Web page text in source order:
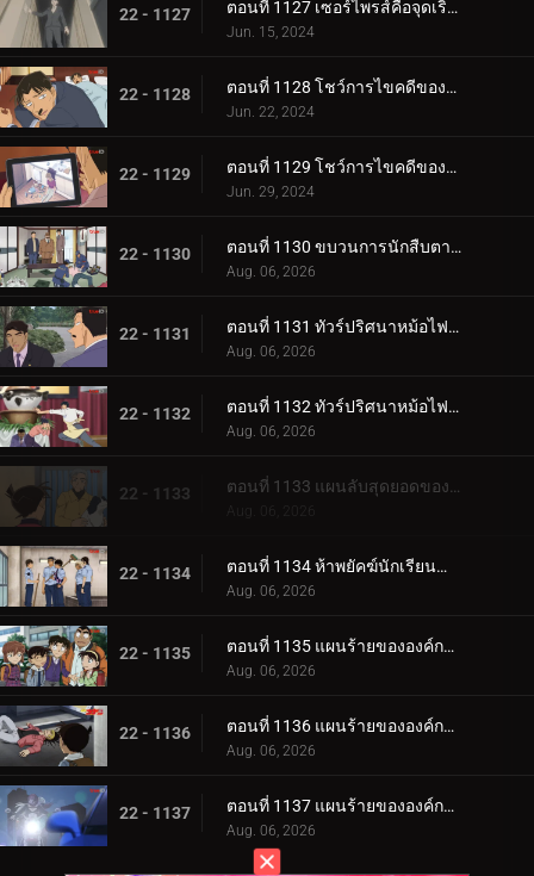
22 - 1127 ตอนที่ 1127 เซอร์ไพรส์คือจุดเริ่มต้นของโศกนาฏกรรม
Jun. 15, 2024
22 - 1128 ตอนที่ 1128 โชว์การไขคดีของคุโด้ ยูซากุ (ภาคแรก)
Jun. 22, 2024
22 - 1129 ตอนที่ 1129 โชว์การไขคดีของคุโด้ ยูซากุ (ภาคจบ)
Jun. 29, 2024
22 - 1130 ตอนที่ 1130 ขบวนการนักสืบตามล่าโจรวิ่งราว
Aug. 06, 2026
22 - 1131 ตอนที่ 1131 ทัวร์ปริศนาหม้อไฟเท็ตจิริ (ภาคท่าเรือโมจิ-โคคุระ)
Aug. 06, 2026
22 - 1132 ตอนที่ 1132 ทัวร์ปริศนาหม้อไฟเท็ตจิริ (ภาคชิโมโนเซกิ)
Aug. 06, 2026
22 - 1133 ตอนที่ 1133 แผนลับสุดยอดของประธานผู้มีเสน่ห์
Aug. 06, 2026
22 - 1134 ตอนที่ 1134 ห้าพยัคฆ์นักเรียนตำรวจ Wild Police Story CASE.ฟุรุยะ เรย์
Aug. 06, 2026
22 - 1135 ตอนที่ 1135 แผนร้ายขององค์กรชุดดำ (ภาค ล่า)
Aug. 06, 2026
22 - 1136 ตอนที่ 1136 แผนร้ายขององค์กรชุดดำ (ภาค ขึ้นฝั่ง)
Aug. 06, 2026
22 - 1137 ตอนที่ 1137 แผนร้ายขององค์กรชุดดำ (ภาค ตัวจริง)
Aug. 06, 2026